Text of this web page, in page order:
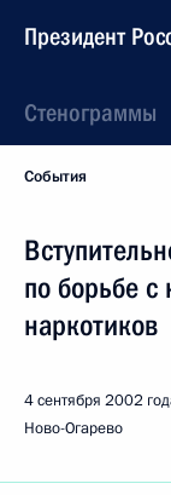
Президент
Стенограммы
События
по борьбе
наркотиков
4 сентября 2002
Ново-Огарево